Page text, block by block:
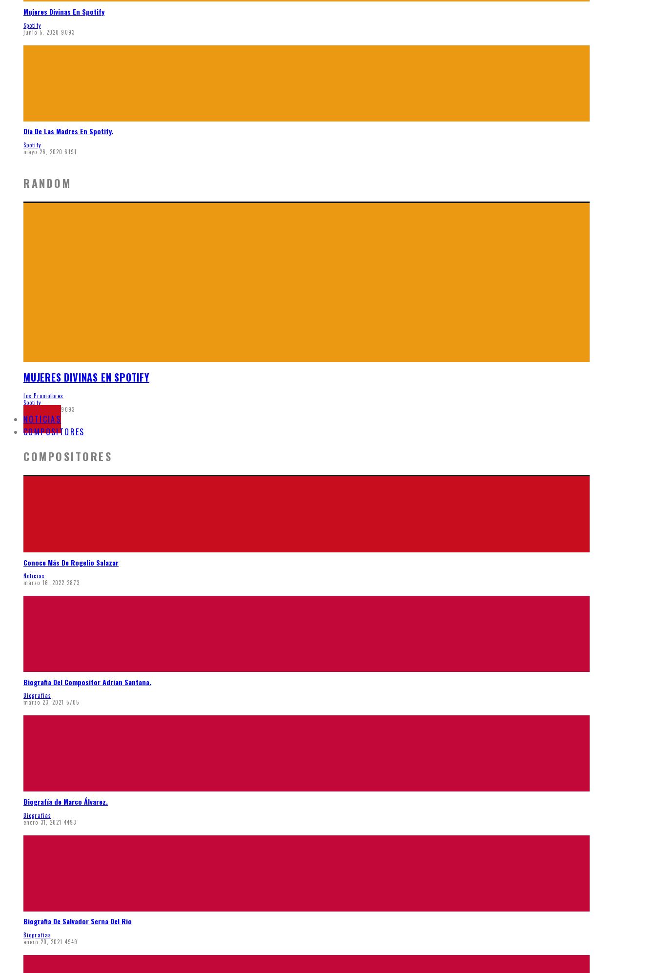
Mujeres Divinas En Spotify
Spotify
junio 5, 2020 9093
Dia De Las Madres En Spotify.
Spotify
mayo 26, 2020 6191
RANDOM
MUJERES DIVINAS EN SPOTIFY
Los Promotores
Spotify
9093
NOTICIAS
COMPOSITORES
COMPOSITORES
Conoce Más De Rogelio Salazar
Noticias
marzo 16, 2022 2873
Biografia Del Compositor Adrian Santana.
Biografias
marzo 23, 2021 5705
Biografía de Marco Álvarez.
Biografias
enero 31, 2021 4493
Biografia De Salvador Serna Del Rio
Biografias
enero 20, 2021 4949